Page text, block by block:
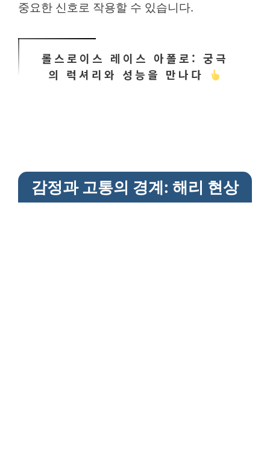
중요한 신호로 작용할 수 있습니다.
롤스로이스 레이스 아폴로: 궁극
의 럭셔리와 성능을 만나다
감정과 고통의 경계: 해리 현상